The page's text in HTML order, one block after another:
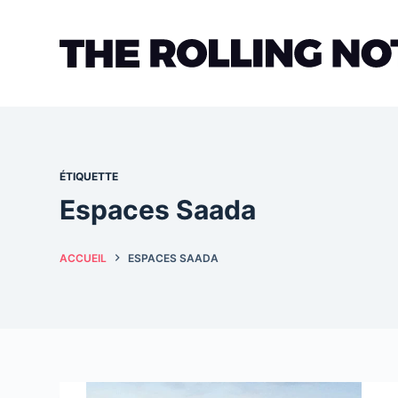
ÉTIQUETTE
Espaces Saada
ACCUEIL ESPACES SAADA